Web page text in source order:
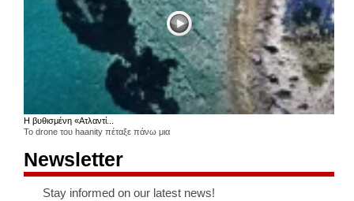
Η βυθισμένη «Ατλαντί...
Το drone του haanity πέταξε πάνω μια
Newsletter
Stay informed on our latest news!